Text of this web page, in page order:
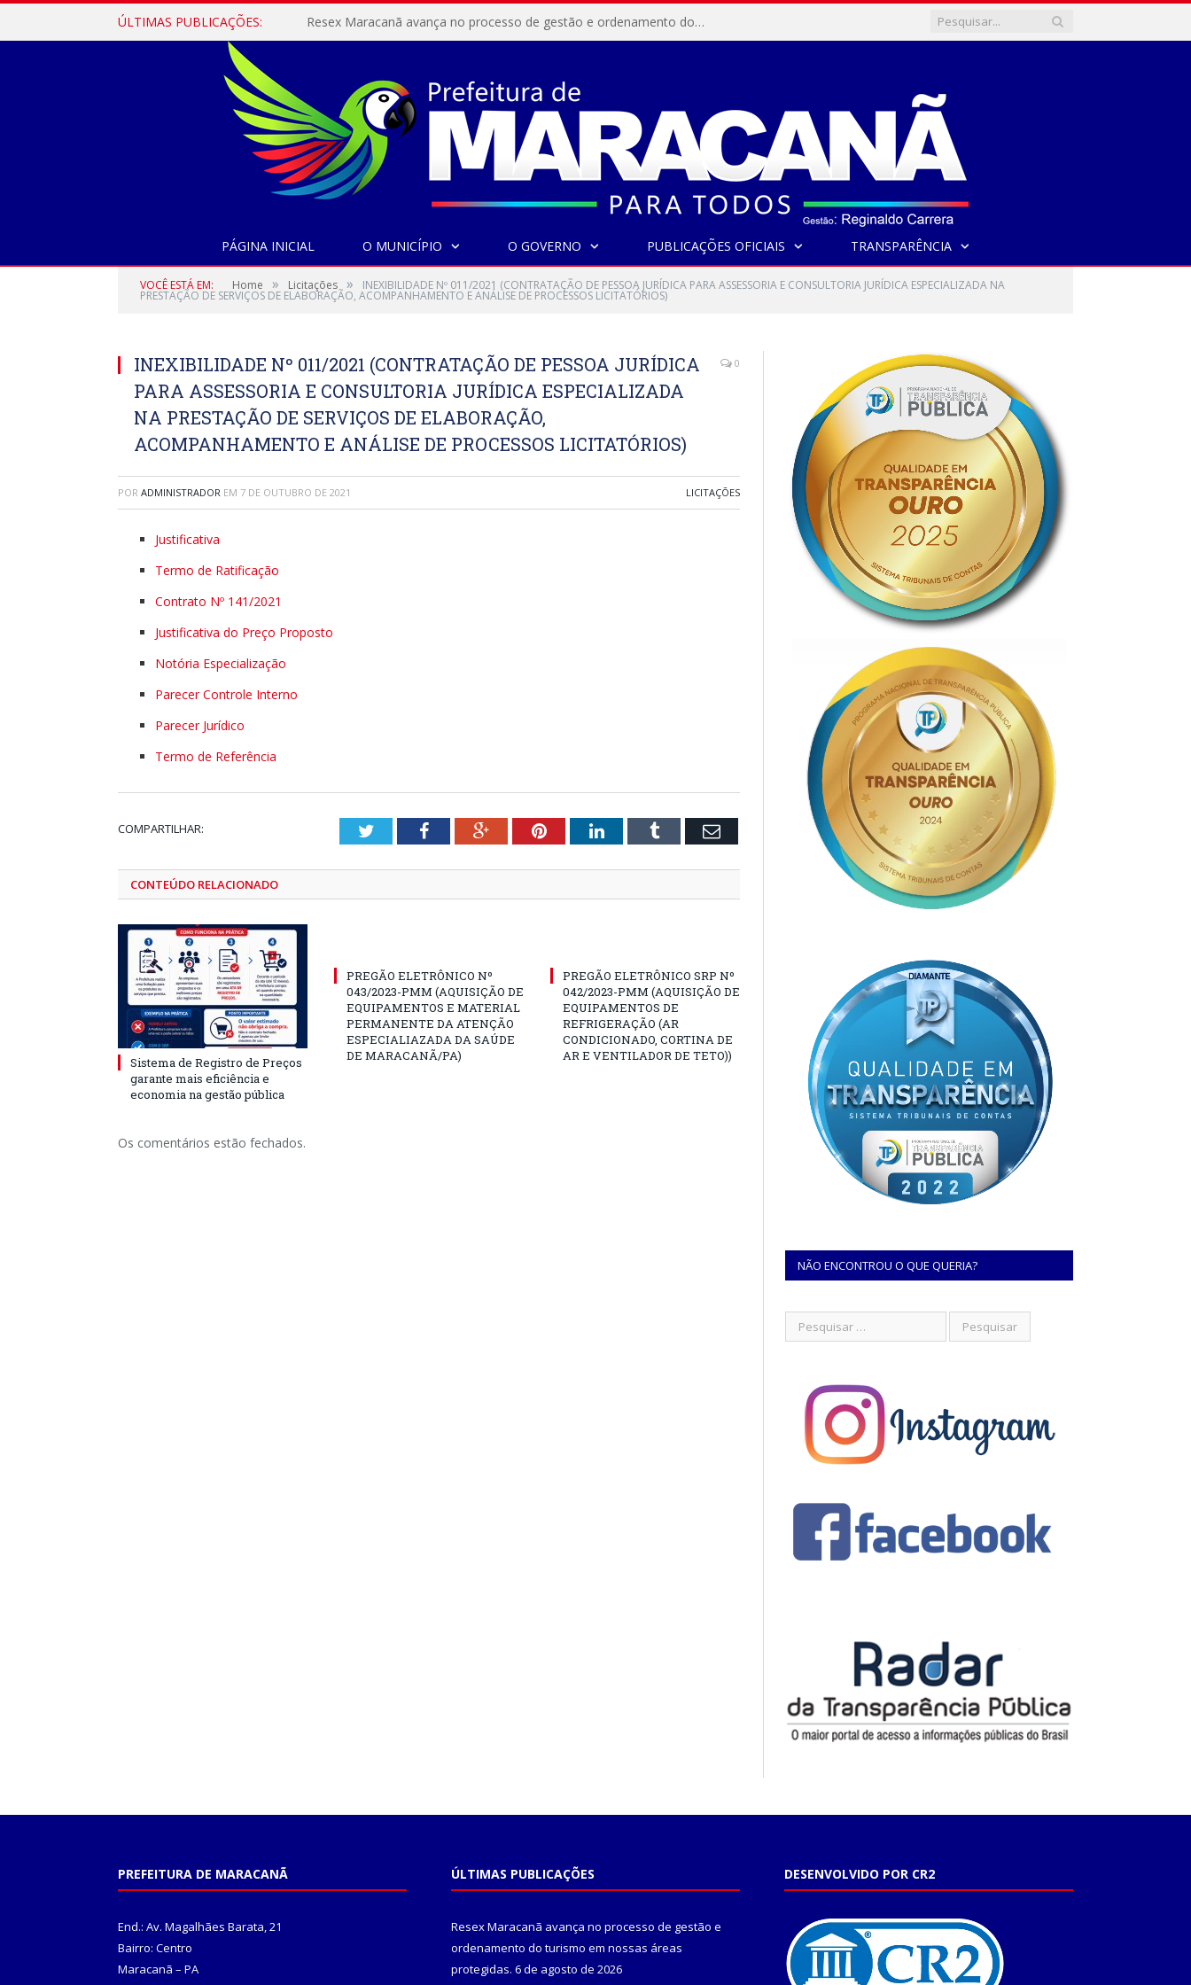
ÚLTIMAS PUBLICAÇÕES: Resex Maracanã avança no processo de gestão e ordenamento do turismo em nossas áreas protegidas.
PÁGINA INICIAL O MUNICÍPIO O GOVERNO PUBLICAÇÕES OFICIAIS TRANSPARÊNCIA
VOCÊ ESTÁ EM: Home » Licitações » INEXIBILIDADE Nº 011/2021 (CONTRATAÇÃO DE PESSOA JURÍDICA PARA ASSESSORIA E CONSULTORIA JURÍDICA ESPECIALIZADA NA
PRESTAÇÃO DE SERVIÇOS DE ELABORAÇÃO, ACOMPANHAMENTO E ANÁLISE DE PROCESSOS LICITATÓRIOS)
INEXIBILIDADE Nº 011/2021 (CONTRATAÇÃO DE PESSOA JURÍDICA
PARA ASSESSORIA E CONSULTORIA JURÍDICA ESPECIALIZADA
NA PRESTAÇÃO DE SERVIÇOS DE ELABORAÇÃO,
ACOMPANHAMENTO E ANÁLISE DE PROCESSOS LICITATÓRIOS)
0
POR ADMINISTRADOR EM 7 DE OUTUBRO DE 2021 LICITAÇÕES
Justificativa
Termo de Ratificação
Contrato Nº 141/2021
Justificativa do Preço Proposto
Notória Especialização
Parecer Controle Interno
Parecer Jurídico
Termo de Referência
COMPARTILHAR: TwitterFacebookGoogle+PinterestLinkedInTumblr Email
CONTEÚDO RELACIONADO
Sistema de Registro de Preços
garante mais eficiência e
economia na gestão pública
PREGÃO ELETRÔNICO Nº
043/2023-PMM (AQUISIÇÃO DE
EQUIPAMENTOS E MATERIAL
PERMANENTE DA ATENÇÃO
ESPECIALIAZADA DA SAÚDE
DE MARACANÃ/PA)
PREGÃO ELETRÔNICO SRP Nº
042/2023-PMM (AQUISIÇÃO DE
EQUIPAMENTOS DE
REFRIGERAÇÃO (AR
CONDICIONADO, CORTINA DE
AR E VENTILADOR DE TETO))
Os comentários estão fechados.
NÃO ENCONTROU O QUE QUERIA?
PREFEITURA DE MARACANÃ
End.: Av. Magalhães Barata, 21
Bairro: Centro
Maracanã – PA
ÚLTIMAS PUBLICAÇÕES
Resex Maracanã avança no processo de gestão e
ordenamento do turismo em nossas áreas
protegidas. 6 de agosto de 2026
DESENVOLVIDO POR CR2